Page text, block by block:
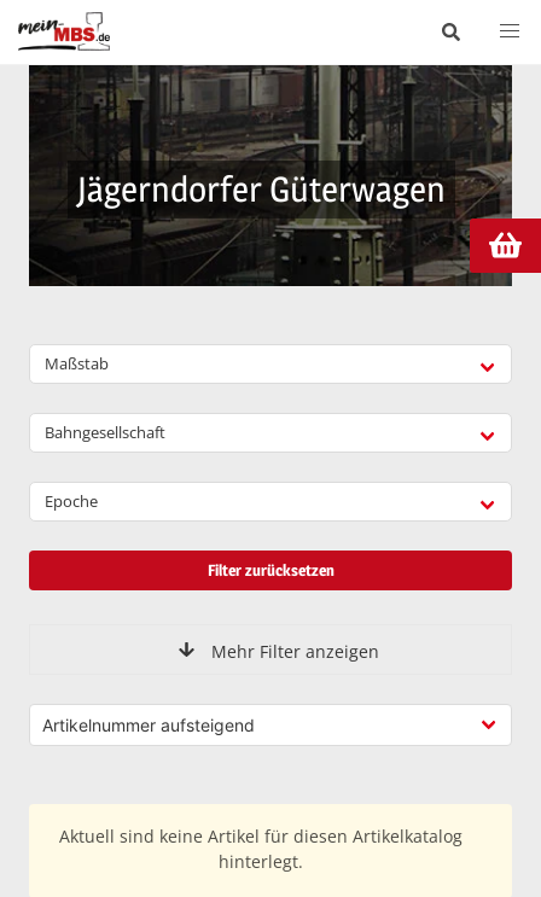
Jägerndorfer Güterwagen
Maßstab
Bahngesellschaft
Epoche
Filter zurücksetzen
Mehr Filter anzeigen
Aktuell sind keine Artikel für diesen Artikelkatalog
hinterlegt.